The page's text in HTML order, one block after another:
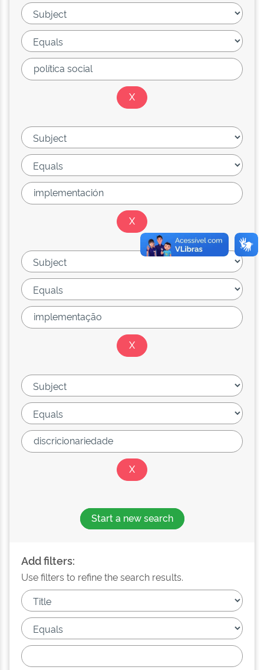
Start a new search
Add filters:
Use filters to refine the search results.